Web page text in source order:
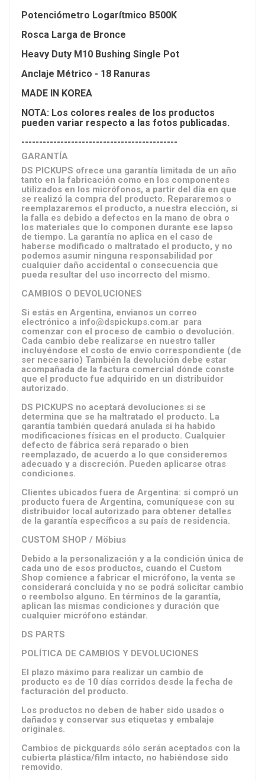
Potenciómetro Logarítmico B500K
Rosca Larga de Bronce
Heavy Duty M10 Bushing Single Pot
Anclaje Métrico - 18 Ranuras
MADE IN KOREA
NOTA: Los colores reales de los productos
pueden variar respecto a las fotos publicadas.
--------------------------------------------
GARANTÍA
DS PICKUPS ofrece una garantía limitada de un año
tanto en la fabricación como en los componentes
utilizados en los micrófonos, a partir del día en que
se realizó la compra del producto. Repararemos o
reemplazaremos el producto, a nuestra elección, si
la falla es debido a defectos en la mano de obra o
los materiales que lo componen durante ese lapso
de tiempo. La garantía no aplica en el caso de
haberse modificado o maltratado el producto, y no
podemos asumir ninguna responsabilidad por
cualquier daño accidental o consecuencia que
pueda resultar del uso incorrecto del mismo.
CAMBIOS O DEVOLUCIONES
Si estás en Argentina, envianos un correo
electrónico a info@dspickups.com.ar para
comenzar con el proceso de cambio o devolución.
Cada cambio debe realizarse en nuestro taller
incluyéndose el costo de envío correspondiente (de
ser necesario) También la devolución debe estar
acompañada de la factura comercial dónde conste
que el producto fue adquirido en un distribuidor
autorizado.
DS PICKUPS no aceptará devoluciones si se
determina que se ha maltratado el producto. La
garantía también quedará anulada si ha habido
modificaciones físicas en el producto. Cualquier
defecto de fábrica será reparado o bien
reemplazado, de acuerdo a lo que consideremos
adecuado y a discreción. Pueden aplicarse otras
condiciones.
Clientes ubicados fuera de Argentina: si compró un
producto fuera de Argentina, comuníquese con su
distribuidor local autorizado para obtener detalles
de la garantía específicos a su país de residencia.
CUSTOM SHOP / Möbius
Debido a la personalización y a la condición única de
cada uno de esos productos, cuando el Custom
Shop comience a fabricar el micrófono, la venta se
considerará concluida y no se podrá solicitar cambio
o reembolso alguno. En términos de la garantía,
aplican las mismas condiciones y duración que
cualquier micrófono estándar.
DS PARTS
POLÍTICA DE CAMBIOS Y DEVOLUCIONES
El plazo máximo para realizar un cambio de
producto es de 10 días corridos desde la fecha de
facturación del producto.
Los productos no deben de haber sido usados o
dañados y conservar sus etiquetas y embalaje
originales.
Cambios de pickguards sólo serán aceptados con la
cubierta plástica/film intacto, no habiéndose sido
removido.